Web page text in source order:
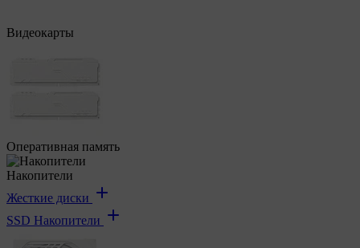
Видеокарты
Оперативная память
Накопители
Жесткие диски
SSD Накопители